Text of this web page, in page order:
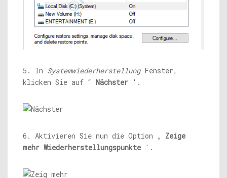
5. In SystemwiederherstellungFenster,
klicken Sie auf “ Nächster '.
6. Aktivieren Sie nun die Option „ Zeige
mehr Wiederherstellungspunkte '.